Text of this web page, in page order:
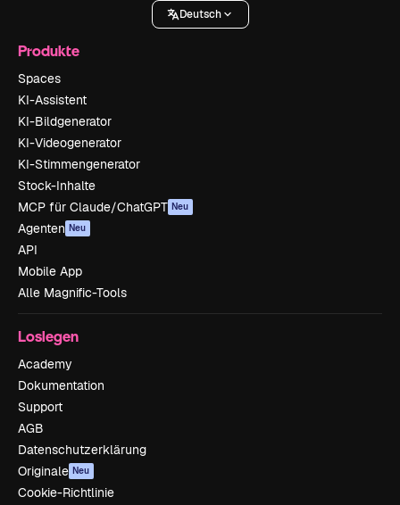
Deutsch
Produkte
Spaces
KI-Assistent
KI-Bildgenerator
KI-Videogenerator
KI-Stimmengenerator
Stock-Inhalte
MCP für Claude/ChatGPT Neu
Agenten Neu
API
Mobile App
Alle Magnific-Tools
Loslegen
Academy
Dokumentation
Support
AGB
Datenschutzerklärung
Originale Neu
Cookie-Richtlinie